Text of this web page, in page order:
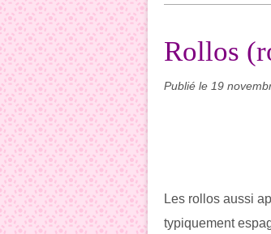
Rollos
Publié le 19
Les rollos aussi
typiquement